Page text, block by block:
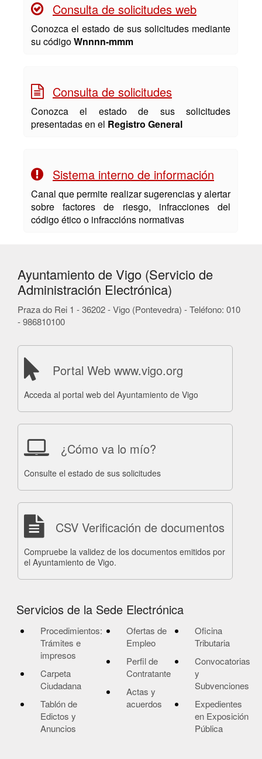
Consulta de solicitudes web
Conozca el estado de sus solicitudes mediante
su códigoWnnnn-mmm
Consulta de solicitudes
Conozca el estado de sus solicitudes
presentadas en el Registro General
Sistema interno de información
Canal que permite realizar sugerencias y alertar
sobre factores de riesgo, infracciones del
código ético o infraccións normativas
Ayuntamiento de Vigo (Servicio de
Administración Electrónica)
Praza do Rei 1 - 36202 - Vigo (Pontevedra) - Teléfono: 010
- 986810100
Portal Web www.vigo.org
Acceda al portal web del Ayuntamiento de Vigo
¿Cómo va lo mío?
Consulte el estado de sus solicitudes
CSV Verificación de documentos
Compruebe la validez de los documentos emitidos por
el Ayuntamiento de Vigo.
Servicios de la Sede Electrónica
Procedimientos:
Trámites e
impresos
Carpeta
Ciudadana
Tablón de
Edictos y
Anuncios
Ofertas de
Empleo
Perfil de
Contratante
Actas y
acuerdos
Oficina
Tributaria
Convocatorias
y
Subvenciones
Expedientes
en Exposición
Pública